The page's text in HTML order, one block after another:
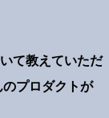
て教えていただ
プロダクトが